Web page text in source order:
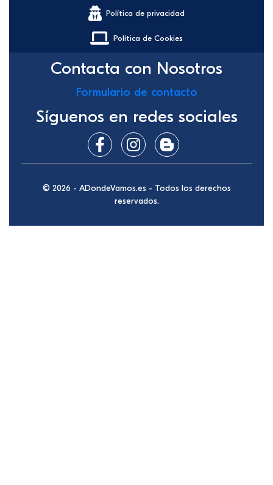
Política de privacidad
Política de Cookies
Contacta con Nosotros
Formulario de contacto
Síguenos en redes sociales
© 2026 - ADondeVamos.es - Todos los derechos
reservados.